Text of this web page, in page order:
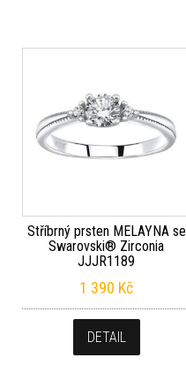
Stříbrný prsten MELAYNA se
Swarovski® Zirconia
JJJR1189
1 390 Kč
DETAIL